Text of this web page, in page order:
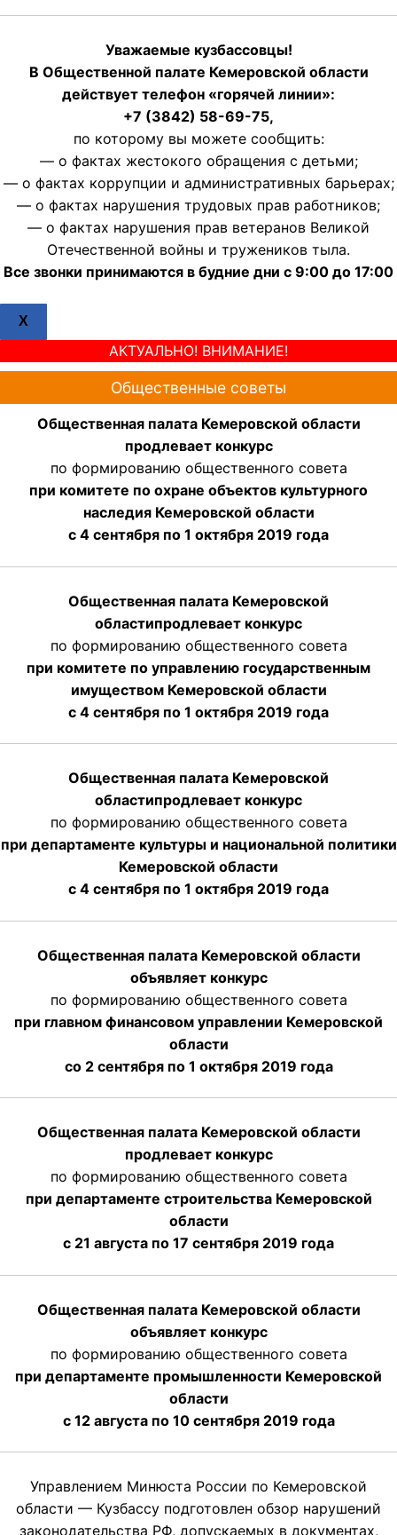
Уважаемые кузбассовцы!
В Общественной палате Кемеровской области
действует телефон «горячей линии»:
+7 (3842) 58-69-75,
по которому вы можете сообщить:
— о фактах жестокого обращения с детьми;
— о фактах коррупции и административных барьерах;
— о фактах нарушения трудовых прав работников;
— о фактах нарушения прав ветеранов Великой
Отечественной войны и тружеников тыла.
Все звонки принимаются в будние дни с 9:00 до 17:00
X
АКТУАЛЬНО! ВНИМАНИЕ!
Общественные советы
Общественная палата Кемеровской области
продлевает конкурс
по формированию общественного совета
при комитете по охране объектов культурного
наследия Кемеровской области
с 4 сентября по 1 октября 2019 года
Общественная палата Кемеровской
областипродлевает конкурс
по формированию общественного совета
при комитете по управлению государственным
имуществом Кемеровской области
с 4 сентября по 1 октября 2019 года
Общественная палата Кемеровской
областипродлевает конкурс
по формированию общественного совета
при департаменте культуры и национальной политики
Кемеровской области
с 4 сентября по 1 октября 2019 года
Общественная палата Кемеровской области
объявляет конкурс
по формированию общественного совета
при главном финансовом управлении Кемеровской
области
со 2 сентября по 1 октября 2019 года
Общественная палата Кемеровской области
продлевает конкурс
по формированию общественного совета
при департаменте строительства Кемеровской
области
с 21 августа по 17 сентября 2019 года
Общественная палата Кемеровской области
объявляет конкурс
по формированию общественного совета
при департаменте промышленности Кемеровской
области
с 12 августа по 10 сентября 2019 года
Управлением Минюста России по Кемеровской
области — Кузбассу подготовлен обзор нарушений
законодательства РФ, допускаемых в документах,